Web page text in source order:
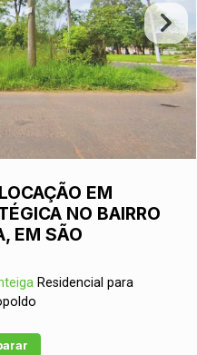
EM
NO BAIRRO
EM SÃO
Residencial para